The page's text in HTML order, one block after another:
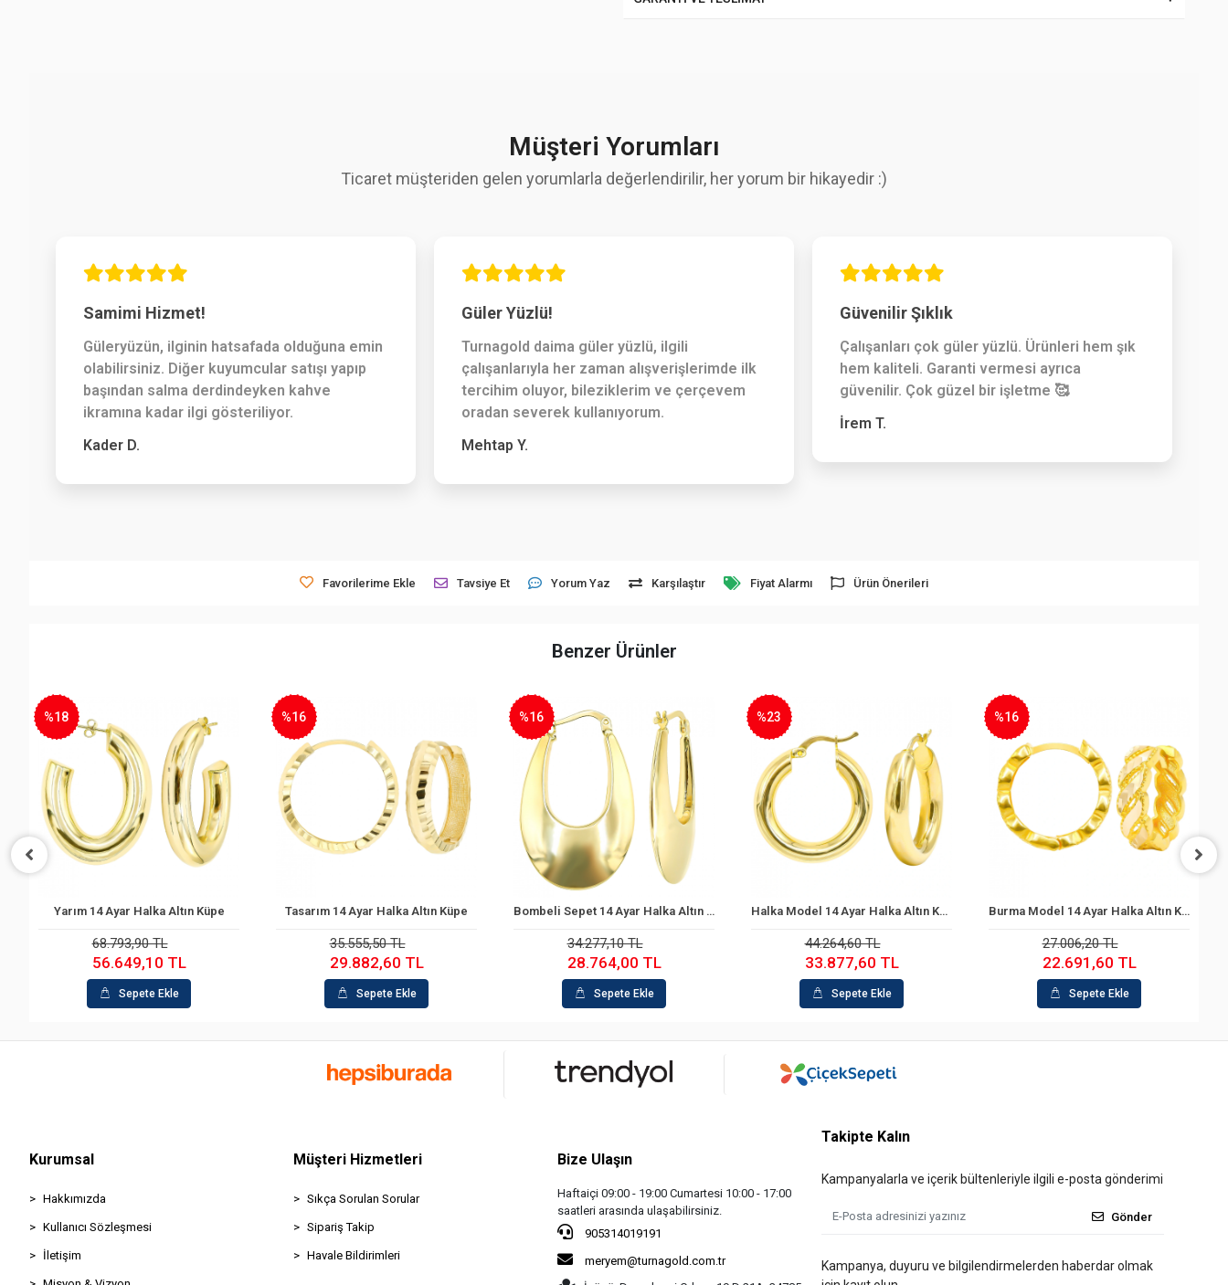
Müşteri Yorumları
Ticaret müşteriden gelen yorumlarla değerlendirilir, her yorum bir hikayedir :)
Samimi Hizmet!
Güleryüzün, ilginin hatsafada olduğuna emin
olabilirsiniz. Diğer kuyumcular satışı yapıp
başından salma derdindeyken kahve
ikramına kadar ilgi gösteriliyor.
Kader D.
Güler Yüzlü!
Turnagold daima güler yüzlü, ilgili
çalışanlarıyla her zaman alışverişlerimde ilk
tercihim oluyor, bileziklerim ve çerçevem
oradan severek kullanıyorum.
Mehtap Y.
Güvenilir Şıklık
Çalışanları çok güler yüzlü. Ürünleri hem şık
hem kaliteli. Garanti vermesi ayrıca
güvenilir. Çok güzel bir işletme 🥰
İrem T.
Favorilerime Ekle Tavsiye Et Yorum Yaz Karşılaştır Fiyat Alarmı Ürün Önerileri
Benzer Ürünler
Sepete Ekle
Yarım 14 Ayar Halka Altın Küpe
68.793,90 TL
56.649,10 TL
Sepete Ekle
Sepete Ekle
Tasarım 14 Ayar Halka Altın Küpe
35.555,50 TL
29.882,60 TL
Sepete Ekle
Sepete Ekle
Bombeli Sepet 14 Ayar Halka Altın Küpe
34.277,10 TL
28.764,00 TL
Sepete Ekle
Sepete Ekle
Halka Model 14 Ayar Halka Altın Küpe
44.264,60 TL
33.877,60 TL
Sepete Ekle
Sepete Ekle
Burma Model 14 Ayar Halka Altın Küpe
27.006,20 TL
22.691,60 TL
Sepete Ekle
Kurumsal
Hakkımızda
Kullanıcı Sözleşmesi
İletişim
Müşteri Hizmetleri
Sıkça Sorulan Sorular
Sipariş Takip
Havale Bildirimleri
Bize Ulaşın
Haftaiçi 09:00 - 19:00 Cumartesi 10:00 - 17:00
saatleri arasında ulaşabilirsiniz.
905314019191
meryem@turnagold.com.tr
Takipte Kalın
Kampanyalarla ve içerik bültenleriyle ilgili e-posta gönderimi
Gönder
Kampanya, duyuru ve bilgilendirmelerden haberdar olmak